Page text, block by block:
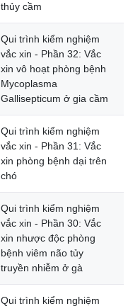
thủy cầm
Qui trình kiểm nghiệm
vắc xin - Phần 32: Vắc
xin vô hoạt phòng bệnh
Mycoplasma
Gallisepticum ở gia cầm
Qui trình kiểm nghiệm
vắc xin - Phần 31: Vắc
xin phòng bệnh dại trên
chó
Qui trình kiểm nghiệm
vắc xin - Phần 30: Vắc
xin nhược độc phòng
bệnh viêm não tủy
truyền nhiễm ở gà
Qui trình kiểm nghiệm